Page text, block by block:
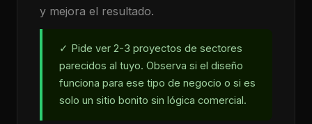
y mejora el resultado.
✓ Pide ver 2-3 proyectos de sectores
parecidos al tuyo. Observa si el diseño
funciona para ese tipo de negocio o si es
solo un sitio bonito sin lógica comercial.